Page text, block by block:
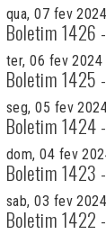
qua, 07 fev 2024
Boletim 1426
ter, 06 fev 2024
Boletim 1425
seg, 05 fev
Boletim 1424
dom, 04 fev
Boletim 1423
sab, 03 fev 2024
Boletim 1422